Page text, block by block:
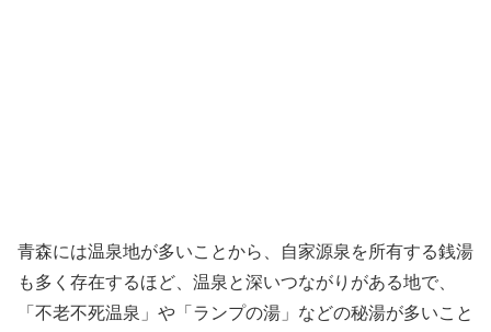
青森には温泉地が多いことから、自家源泉を所有する銭湯
も多く存在するほど、温泉と深いつながりがある地で、
「不老不死温泉」や「ランプの湯」などの秘湯が多いこと